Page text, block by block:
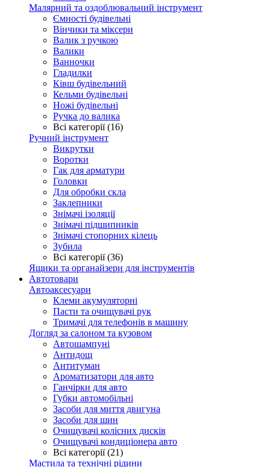
Малярний та оздоблювальний інструмент
Ємності будівельні
Вінчики та міксери
Валик з ручкою
Валики
Ванночки
Гладилки
Ківш будівельний
Кельми будівельні
Ножі будівельні
Ручка до валика
Всі категорії (16)
Ручний інструмент
Викрутки
Воротки
Гак для арматури
Головки
Для обробки скла
Заклепники
Знімачі ізоляції
Знімачі підшипників
Знімачі стопорних кілець
Зубила
Всі категорії (36)
Ящики та органайзери для інструментів
Автотовари
Автоаксесуари
Клеми акумуляторні
Пасти та очищувачі рук
Тримачі для телефонів в машину
Догляд за салоном та кузовом
Автошампуні
Антидощ
Антитуман
Ароматизатори для авто
Ганчірки для авто
Губки автомобільні
Засоби для миття двигуна
Засоби для шин
Очищувачі колісних дисків
Очищувачі кондиціонера авто
Всі категорії (21)
Мастила та технічні рідини